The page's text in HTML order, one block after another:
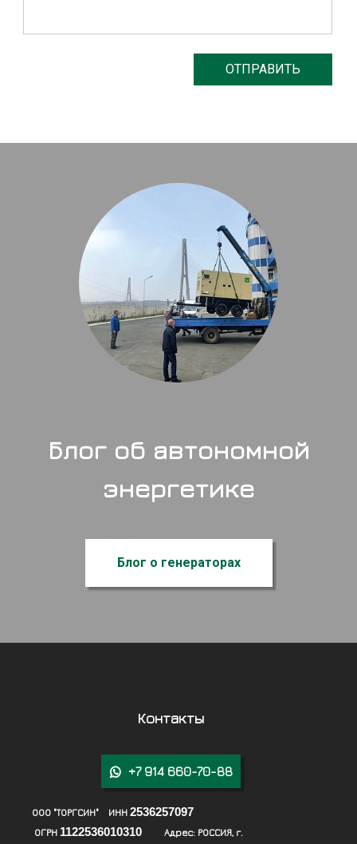
ОТПРАВИТЬ
Блог об автономной
энергетике
Блог о генераторах
Контакты
 +7 914 660-70-88
ООО "ТОРГСИН" ИНН 2536257097
ОГРН 1122536010310 Адрес: РОССИЯ, г.